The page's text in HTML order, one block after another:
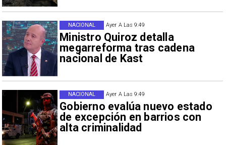
Ayer A Las 9:49
Ministro Quiroz detalla
megarreforma tras cadena
nacional de Kast
NACIONAL
Ayer A Las 9:49
Gobierno evalúa nuevo estado
de excepción en barrios con
alta criminalidad
NACIONAL